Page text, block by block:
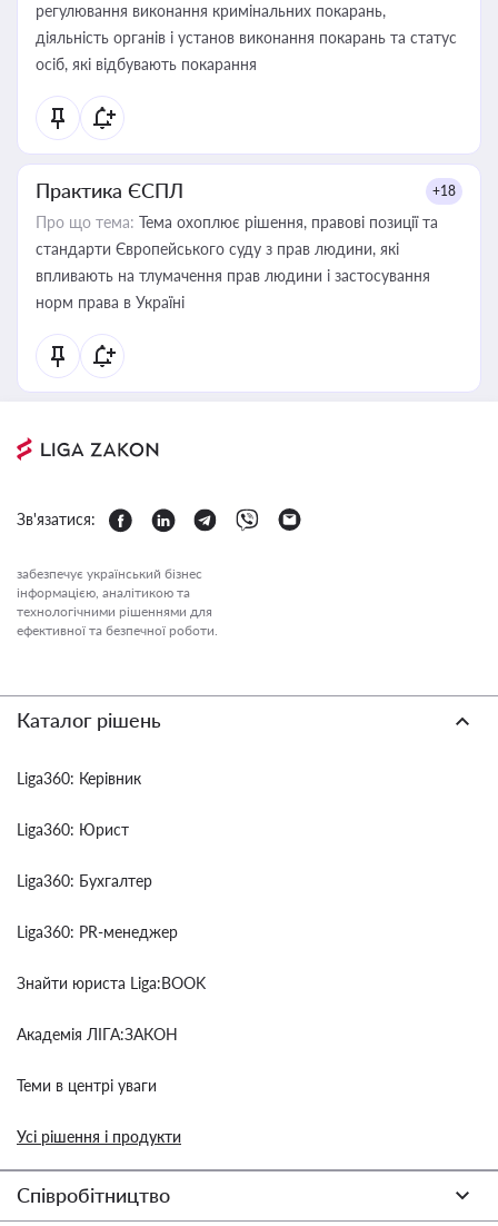
регулювання виконання кримінальних покарань,
діяльність органів і установ виконання покарань та статус
осіб, які відбувають покарання
Практика ЄСПЛ +18
Про що тема: Тема охоплює рішення, правові позиції та
стандарти Європейського суду з прав людини, які
впливають на тлумачення прав людини і застосування
норм права в Україні
Зв'язатися:
забезпечує український бізнес
інформацією, аналітикою та
технологічними рішеннями для
ефективної та безпечної роботи.
Каталог рішень
Liga360: Керівник
Liga360: Юрист
Liga360: Бухгалтер
Liga360: PR-менеджер
Знайти юриста Liga:BOOK
Академія ЛІГА:ЗАКОН
Теми в центрі уваги
Усі рішення і продукти
Співробітництво